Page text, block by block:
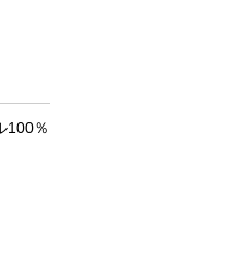
100％